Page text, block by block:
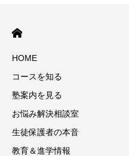
HOME
コースを知る
塾案内を見る
お悩み解決相談室
生徒保護者の本音
教育＆進学情報